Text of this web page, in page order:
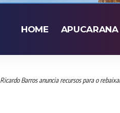
HOME APUCARANA
Ricardo Barros anuncia recursos para o